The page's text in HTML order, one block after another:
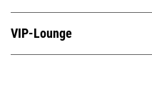
VIP-Lounge